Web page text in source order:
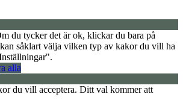
du tycker det är ok, klickar du bara på
såklart välja vilken typ av kakor du vill ha
alla
du vill acceptera. Ditt val kommer att